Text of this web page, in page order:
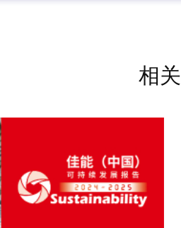
相